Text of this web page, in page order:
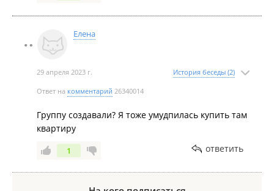
Январь 2021
Декабрь 2020
Елена
29 апреля 2023 г. История беседы (2)
Ответ на комментарий 26340014
Группу создавали? Я тоже умудпилась купить там
квартиру
1 ответить